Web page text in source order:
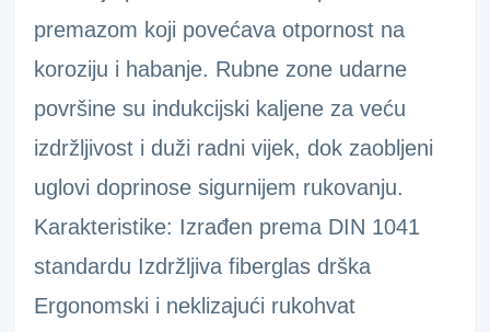
premazom koji povećava otpornost na
koroziju i habanje. Rubne zone udarne
površine su indukcijski kaljene za veću
izdržljivost i duži radni vijek, dok zaobljeni
uglovi doprinose sigurnijem rukovanju.
Karakteristike: Izrađen prema DIN 1041
standardu Izdržljiva fiberglas drška
Ergonomski i neklizajući rukohvat